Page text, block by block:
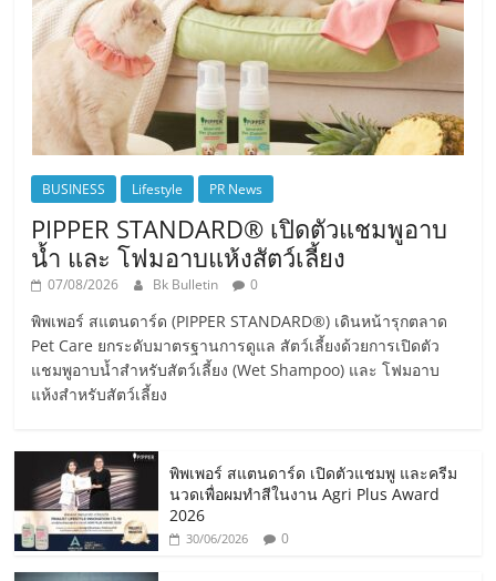
BUSINESS Lifestyle PR News
PIPPER STANDARD® เปิดตัวแชมพูอาบ
น้ำ และ โฟมอาบแห้งสัตว์เลี้ยง
07/08/2026 Bk Bulletin 0
พิพเพอร์ สแตนดาร์ด (PIPPER STANDARD®) เดินหน้ารุกตลาด
Pet Care ยกระดับมาตรฐานการดูแล สัตว์เลี้ยงด้วยการเปิดตัว
แชมพูอาบน้ำสำหรับสัตว์เลี้ยง (Wet Shampoo) และ โฟมอาบ
แห้งสำหรับสัตว์เลี้ยง
พิพเพอร์ สแตนดาร์ด เปิดตัวแชมพู และครีม
นวดเพื่อผมทำสีในงาน Agri Plus Award
2026
30/06/2026 0